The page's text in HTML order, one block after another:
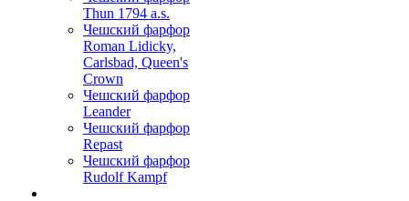
Thun 1794 a.s.
Чешский фарфор
Roman Lidicky,
Carlsbad, Queen's
Crown
Чешский фарфор
Leander
Чешский фарфор
Repast
Чешский фарфор
Rudolf Kampf